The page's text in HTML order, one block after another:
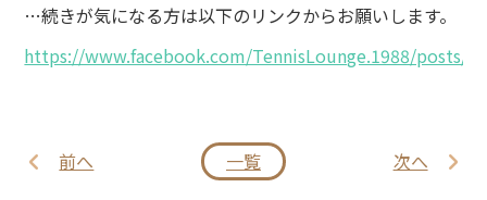
…続きが気になる方は以下のリンクからお願いします。
https://www.facebook.com/TennisLounge.1988/posts/
前へ 一覧 次へ